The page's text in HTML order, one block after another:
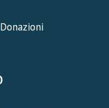
Donazioni